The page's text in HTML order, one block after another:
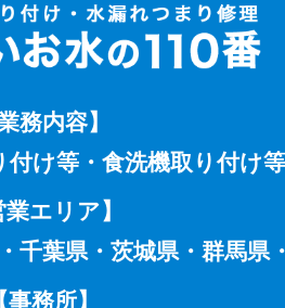
業務内容】
け等・食洗機取り付け
業エリア】
千葉県・茨城県・群馬県
事務所】